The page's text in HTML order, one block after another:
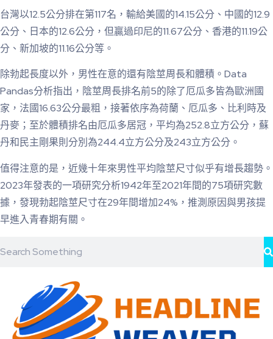
台灣以12.5公分排在第117名，輸給美國的14.15公分、中國的12.9
公分、日本的12.6公分，但贏過印尼的11.67公分、香港的11.19公
分、新加坡的11.16公分等。
除勃起長度以外，男性在意的還有陰莖周長和體積。Data
Pandas分析指出，陰莖周長排名前5的除了厄瓜多皆為歐洲國
家，法國16.63公分最粗，接著依序為荷蘭、厄瓜多、比利時及
丹麥；至於體積排名由厄瓜多居冠，平均為252.8立方公分，蘇
丹和民主剛果則分別為244.4立方公分及243立方公分。
值得注意的是，近幾十年來男性平均陰莖尺寸似乎有增長趨勢。
2023年發表的一項研究分析1942年至2021年間的75項研究數
據，發現勃起陰莖尺寸在29年間增加24%，推測原因與男孩提
早進入青春期有關。